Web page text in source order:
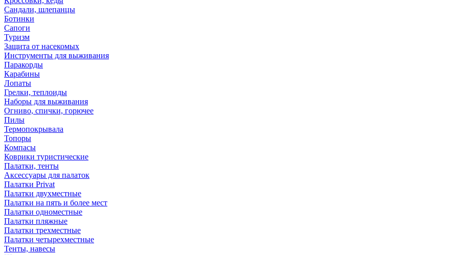
Сандали, шлепанцы
Ботинки
Сапоги
Туризм
Защита от насекомых
Инструменты для выживания
Паракорды
Карабины
Лопаты
Грелки, теплоиды
Наборы для выживания
Огниво, спички, горючее
Пилы
Термопокрывала
Топоры
Компасы
Коврики туристические
Палатки, тенты
Аксессуары для палаток
Палатки Privat
Палатки двухместные
Палатки на пять и более мест
Палатки одноместные
Палатки пляжные
Палатки трехместные
Палатки четырехместные
Тенты, навесы